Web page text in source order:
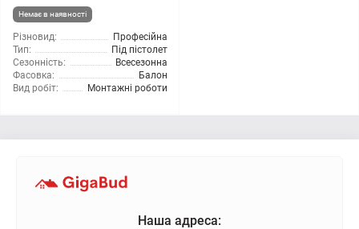
Немає в наявності
Різновид:
Професійна
Тип:
Під пістолет
Сезонність:
Всесезонна
Фасовка:
Балон
Вид робіт:
Монтажні роботи
Наша адреса: